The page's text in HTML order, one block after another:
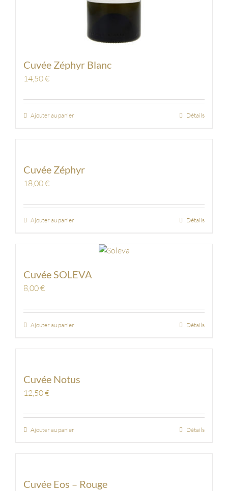
Cuvée Zéphyr Blanc
14,50€
Ajouter au panier Détails
Cuvée Zéphyr
18,00€
Ajouter au panier Détails
Cuvée SOLEVA
8,00€
Ajouter au panier Détails
Cuvée Notus
12,50€
Ajouter au panier Détails
Cuvée Eos – Rouge